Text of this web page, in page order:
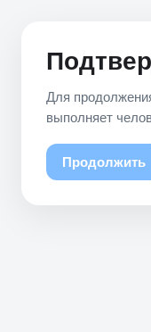
Для
выполняет
Продолжить